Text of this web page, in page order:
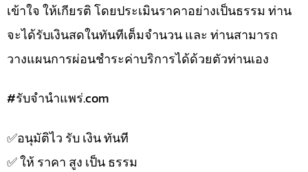
เข้าใจ ให้เกียรติ โดยประเมินราคาอย่างเป็นธรรม ท่าน
จะได้รับเงินสดในทันทีเต็มจำนวน และ ท่านสามารถ
วางแผนการผ่อนชำระค่าบริการได้ด้วยตัวท่านเอง
#รับจํานําแพร่.com
✅️อนุมัติไว รับ เงิน ทันที
✅️ ให้ ราคา สูง เป็น ธรรม